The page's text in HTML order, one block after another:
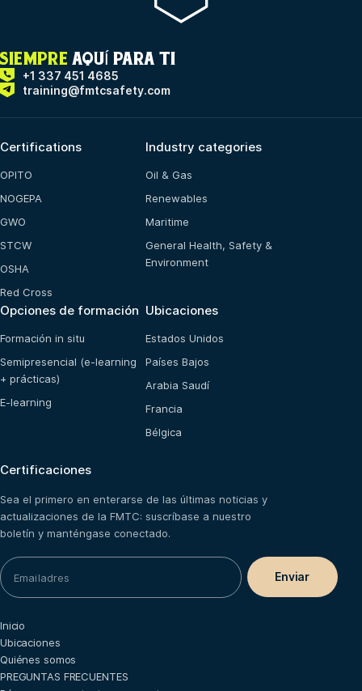
SIEMPRE AQUÍ PARA TI
+1 337 451 4685
training@fmtcsafety.com
Certifications
OPITO
NOGEPA
GWO
STCW
OSHA
Red Cross
Industry categories
Oil & Gas
Renewables
Maritime
General Health, Safety &
Environment
Opciones de formación
Formación in situ
Semipresencial (e-learning
+ prácticas)
E-learning
Ubicaciones
Estados Unidos
Países Bajos
Arabia Saudí
Francia
Bélgica
Certificaciones
Sea el primero en enterarse de las últimas noticias y
actualizaciones de la FMTC: suscríbase a nuestro
boletín y manténgase conectado.
Inicio
Ubicaciones
Quiénes somos
PREGUNTAS FRECUENTES